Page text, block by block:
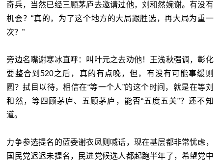
奇兵，当然已经三顾茅庐去邀请过他，刘和然婉谢。有没有
机会？“真的，为了这个地方的大局跟胜选，再大局为重一
次？”
旁边名嘴谢寒冰直呼：叫叶元之去劝他！王浅秋强调，彰化
要整合到520之后，真的有点晚，但，有没有可能事缓则
圆？拭目以待，相信在“等一个人”的这个时间，就是在等刘
和然，等四顾茅庐、五顾茅庐，能否“五度五关”？还不知
道。
力争参选提名的蓝委谢衣凤则喊话，现在基层都非常忧虑，
国民党迟迟未提名，民进党候选人都起跑半年了，希望党中